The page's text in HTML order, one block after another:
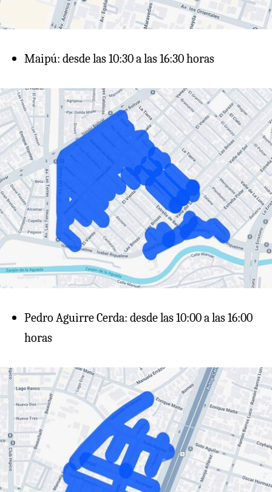
Maipú: desde las 10:30 a las 16:30 horas
Pedro Aguirre Cerda: desde las 10:00 a las 16:00
horas